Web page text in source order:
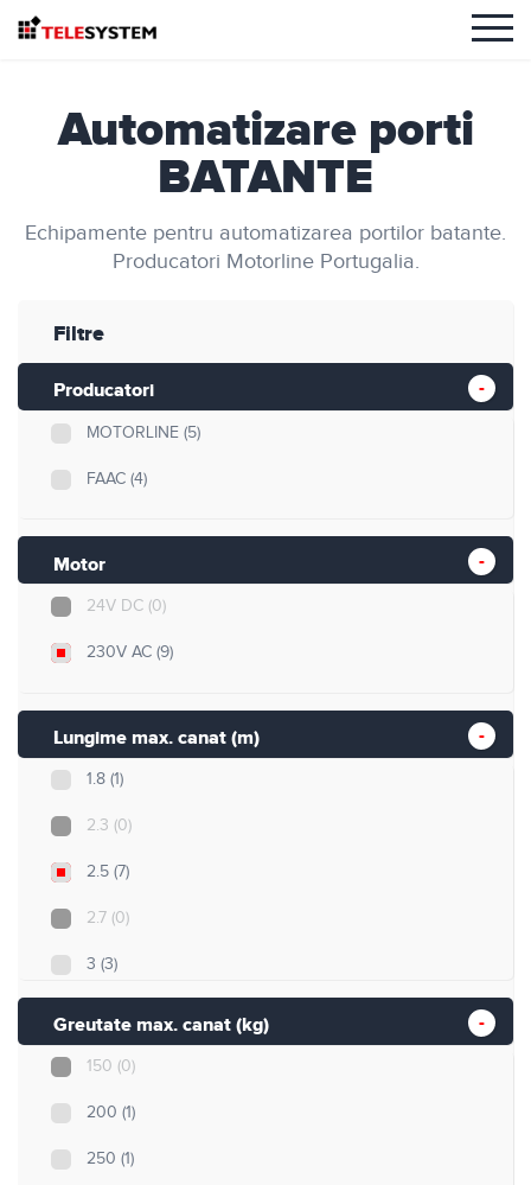
Automatizare porti
BATANTE
Echipamente pentru automatizarea portilor batante.
Producatori Motorline Portugalia.
Filtre
Producatori
MOTORLINE (5)
FAAC (4)
Motor
24V DC (0)
230V AC (9)
Lungime max. canat (m)
1.8 (1)
2.3 (0)
2.5 (7)
2.7 (0)
3 (3)
4(2)
5(0)
Greutate max. canat (kg)
150 (0)
200 (1)
250 (1)